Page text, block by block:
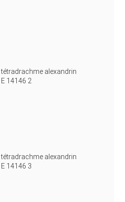
tétradrachme alexandrin
E 14146 2
tétradrachme alexandrin
E 14146 3